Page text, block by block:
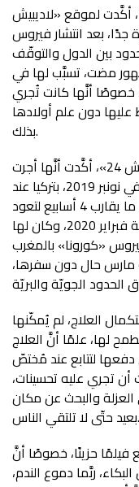
أكَّدت لموقع «لاديبيش
جدًا، بعد انتشار فيروس
بين الدول والتوقّف
مضت، تسبَّب لها في
أنَّها كانت تُجري
دون علم أولادها
بذلك.
منال وفي معرض حديثها لموقع «لاديبيش 24»، أكَّدت أنَّها أجرت
عملية أولى على مستوى جلد رقبتها في نونبر 2019، بتركيا عند
طاقم مُختص، ومكثت في إسطنبول ما يقارب 4 أسابيع لتعود
لبلدها بشكل عادي، ثم زارت تركيا في بداية فبراير 2020، وكان لها
«كورونا» بالمغرب
مارس حال دون سفرها،
العلاج، لم يُمكّنها
لها، علمًا أنَّ العلاج
لتتابع عند مُختصّ
تجري عليه تحسينات،
والبحث عن مكان
بعيد حتّى لا تلتقي الناس.
حزينًا، خصوصًا أنَّ
ربَّما دموع الندم،